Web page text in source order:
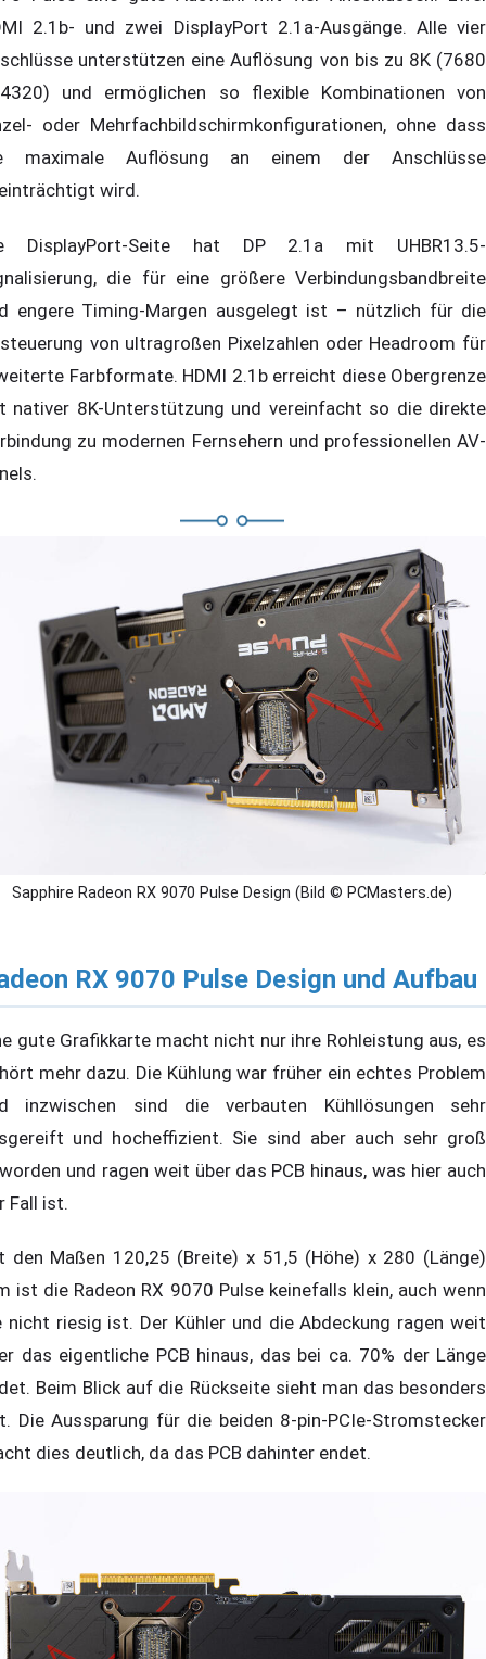
2.1b- und zwei DisplayPort 2.1a-Ausgänge. Alle vier
unterstützen eine Auflösung von bis zu 8K (7680
und ermöglichen so flexible Kombinationen von
oder Mehrfachbildschirmkonfigurationen, ohne dass
maximale Auflösung an einem der Anschlüsse
wird.
DisplayPort-Seite hat DP 2.1a mit UHBR13.5-
die für eine größere Verbindungsbandbreite
engere Timing-Margen ausgelegt ist – nützlich für die
von ultragroßen Pixelzahlen oder Headroom für
Farbformate. HDMI 2.1b erreicht diese Obergrenze
nativer 8K-Unterstützung und vereinfacht so die direkte
zu modernen Fernsehern und professionellen AV-
Sapphire Radeon RX 9070 Pulse Design (Bild © PCMasters.de)
RX 9070 Pulse Design und Aufbau
gute Grafikkarte macht nicht nur ihre Rohleistung aus, es
mehr dazu. Die Kühlung war früher ein echtes Problem
inzwischen sind die verbauten Kühllösungen sehr
und hocheffizient. Sie sind aber auch sehr groß
und ragen weit über das PCB hinaus, was hier auch
Fall ist.
den Maßen 120,25 (Breite) x 51,5 (Höhe) x 280 (Länge)
ist die Radeon RX 9070 Pulse keinefalls klein, auch wenn
nicht riesig ist. Der Kühler und die Abdeckung ragen weit
das eigentliche PCB hinaus, das bei ca. 70% der Länge
Beim Blick auf die Rückseite sieht man das besonders
Die Aussparung für die beiden 8-pin-PCIe-Stromstecker
dies deutlich, da das PCB dahinter endet.